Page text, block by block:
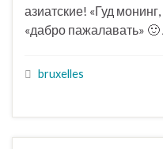
азиатские! «Гуд
«дабро пажалавать»
bruxelles